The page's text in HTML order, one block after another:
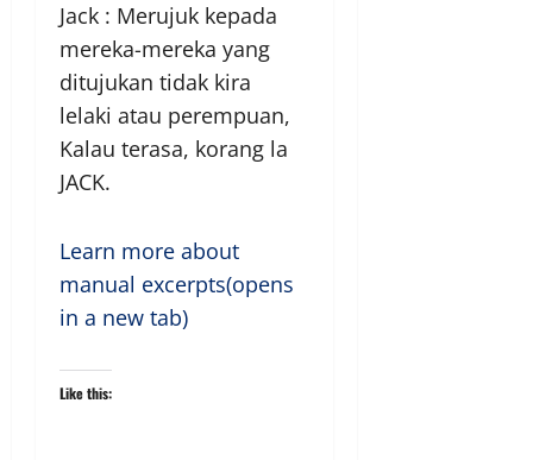
Jack : Merujuk kepada
mereka-mereka yang
ditujukan tidak kira
lelaki atau perempuan,
Kalau terasa, korang la
JACK.
Learn more about
manual excerpts(opens
in a new tab)
Like this: